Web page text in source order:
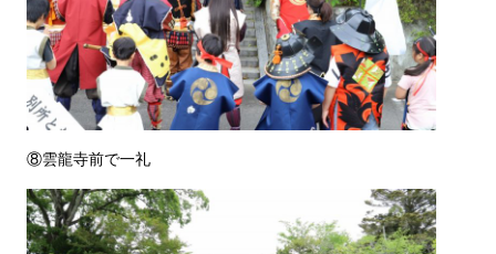
⑧雲龍寺前で一礼